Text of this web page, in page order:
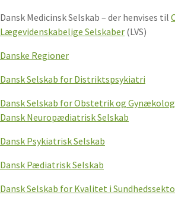
Dansk Medicinsk Selskab – der henvises til
Lægevidenskabelige Selskaber (LVS)
Danske Regioner
Dansk Selskab for Distriktspsykiatri
Dansk Selskab for Obstetrik og
Dansk Neuropædiatrisk Selskab
Dansk Psykiatrisk Selskab
Dansk Pædiatrisk Selskab
Dansk Selskab for Kvalitet i